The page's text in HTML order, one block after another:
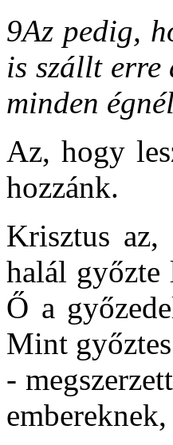
9Az pedig,
is szállt erre
minden
Az, hogy
hozzánk.
Krisztus
halál győzte
Ő a
Mint
-